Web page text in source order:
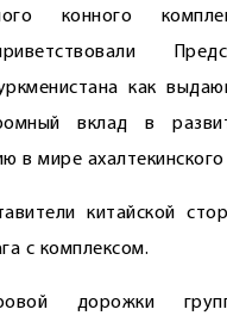
конного
как
вклад в
в мире
китайской
с комплексом.
дорожки